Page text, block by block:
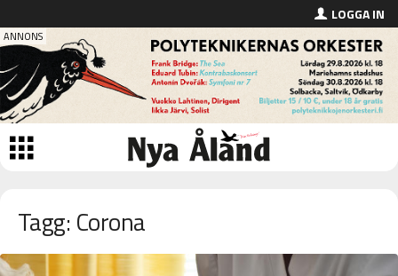
LOGGA IN
Tagg: Corona